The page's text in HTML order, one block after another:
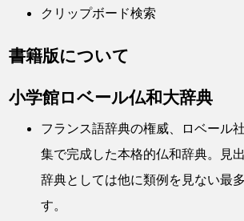
クリップボード検索
書籍版について
小学館ロベール仏和大辞典
フランス語辞典の権威、ロベール
集で完成した本格的仏和辞典。見
辞典としては他に類例を見ない最
す。